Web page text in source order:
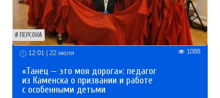
ПЕРСОНА
12:01 | 22 июля 1088
«Танец — это моя дорога»: педагог
из Каменска о призвании и работе
с особенными детьми